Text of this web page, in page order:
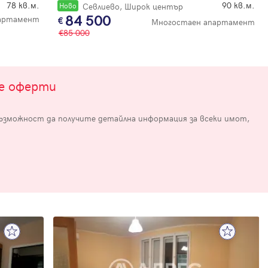
78 кв.м. Новo Севлиево, Широк център 90 кв.м.
84 500
Многостаен апартамент
85 000
оферти
да получите детайлна информация за всеки имот,